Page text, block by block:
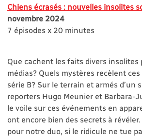
Chiens écrasés : nouvelles insolites
novembre 2024
7 épisodes x 20 minutes
Que cachent les faits divers insolites
médias? Quels mystères recèlent
série B? Sur le terrain et armés d’un
reporters Hugo Meunier et Barbara-
le voile sur ces événements en
ont encore bien des secrets à
pour notre duo, si le ridicule ne tue